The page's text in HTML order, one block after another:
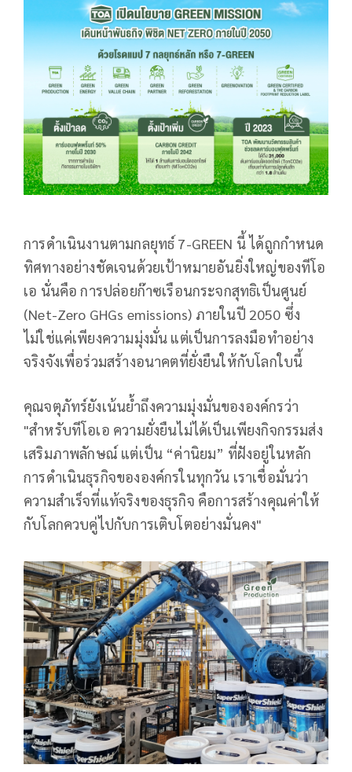
การดำเนินงานตามกลยุทธ์ 7-GREEN นี้ ได้ถูกกำหนด
ทิศทางอย่างชัดเจนด้วยเป้าหมายอันยิ่งใหญ่ของทีโอ
เอ นั่นคือ การปล่อยก๊าซเรือนกระจกสุทธิเป็นศูนย์
(Net-Zero GHGs emissions) ภายในปี 2050 ซึ่ง
ไม่ใช่แค่เพียงความมุ่งมั่น แต่เป็นการลงมือทำอย่าง
จริงจังเพื่อร่วมสร้างอนาคตที่ยั่งยืนให้กับโลกใบนี้
คุณจตุภัทร์ยังเน้นย้ำถึงความมุ่งมั่นขององค์กรว่า
"สำหรับทีโอเอ ความยั่งยืนไม่ได้เป็นเพียงกิจกรรมส่ง
เสริมภาพลักษณ์ แต่เป็น “ค่านิยม” ที่ฝังอยู่ในหลัก
การดำเนินธุรกิจขององค์กรในทุกวัน เราเชื่อมั่นว่า
ความสำเร็จที่แท้จริงของธุรกิจ คือการสร้างคุณค่าให้
กับโลกควบคู่ไปกับการเติบโตอย่างมั่นคง"